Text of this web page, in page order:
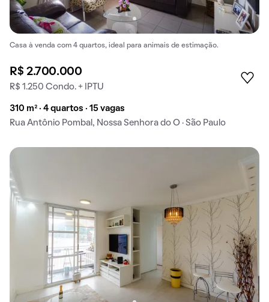
Casa à venda com 4 quartos, ideal para animais de estimação.
R$ 2.700.000
R$ 1.250 Condo. + IPTU
310 m² · 4 quartos · 15 vagas
Rua Antônio Pombal, Nossa Senhora do O · São Paulo